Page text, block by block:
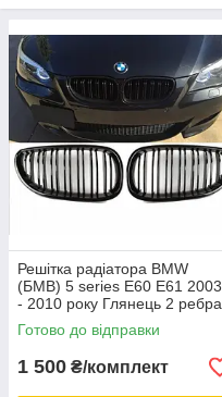
Решітка радіатора BMW
(БМВ) 5 series E60 E61 2003
- 2010 року Глянець 2 ребра
Ніздрі BMW E60 E61 2003 -
2010
Готово до відправки
1 500 ₴/комплект